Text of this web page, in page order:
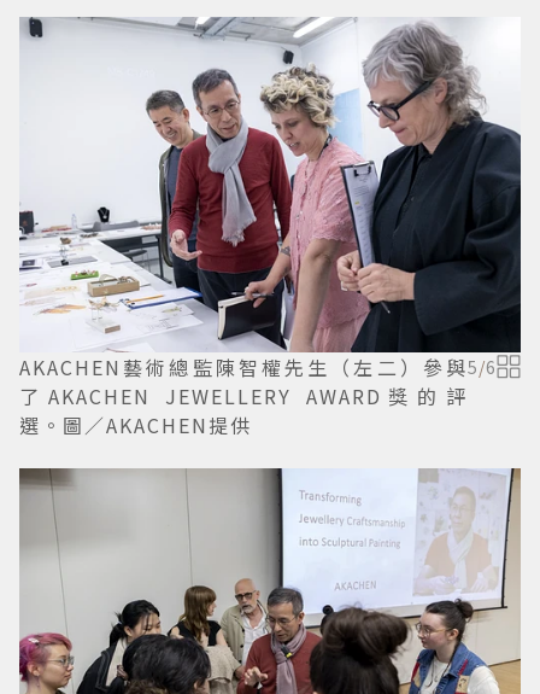
AKACHEN藝術總監陳智權先生（左二）參與
了AKACHEN JEWELLERY AWARD獎的評
選。圖／AKACHEN提供
5/6